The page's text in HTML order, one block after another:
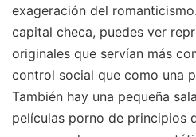
exageración del
capital checa, puedes ver
originales que servían más
control social que como una
También hay una pequeña
películas porno de principios